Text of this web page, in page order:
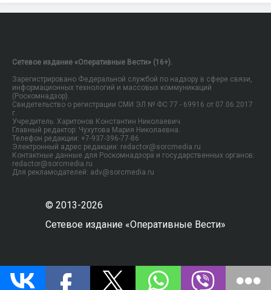
Сетевое издание «Оперативные Вести» (16+).
Зарегистрировано Федеральной службой по надзору в сфере связи,
информационных технологий и массовых коммуникаций
(Роскомнадзор).
Свидетельство о регистрации СМИ ЭЛ № ФС 77 - 69916 от 07.06.2017
г.
Учредитель: Харитонов Константин Николаевич.
Главный редактор: Чухутова Мария Николаевна.
Телефон редакции: +7-937-396-77-86
Электронный адрес редакции: redactor@sorcmedia.ru
Контактные данные для Роскомнадзора и государственных органов:
redactor@sorcmedia.ru
Для рекламодателей: adv@sorcmedia.ru
© 2013-2026
Сетевое издание «Оперативные Вести»